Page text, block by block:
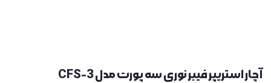
آچار استریپر فیبر نوری سه پورت مدل CFS-3